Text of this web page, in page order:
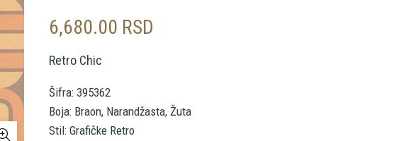
6,680.00 RSD
Retro Chic
Šifra: 395362
Boja: Braon, Narandžasta, Žuta
Stil: Grafičke Retro